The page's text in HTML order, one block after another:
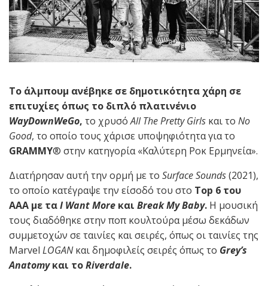
Το άλμπουμ ανέβηκε σε δημοτικότητα χάρη σε
επιτυχίες όπως το διπλό πλατινένιο
WayDownWeGo, το χρυσόAll The Pretty Girls και το No
Good, το οποίο τους χάρισε υποψηφιότητα για το
GRAMMY® στην κατηγορία «Καλύτερη Ροκ Ερμηνεία».
Διατήρησαν αυτή την ορμή με το Surface Sounds(2021),
το οποίο κατέγραψε την είσοδό του στο Top 6 του
AAA με ταI Want More και Break My Baby. Η μουσική
τους διαδόθηκε στην ποπ κουλτούρα μέσω δεκάδων
συμμετοχών σε ταινίες και σειρές, όπως οι ταινίες της
Marvel LOGANκαι δημοφιλείς σειρές όπως το Grey’s
Anatomyκαι τοRiverdale.